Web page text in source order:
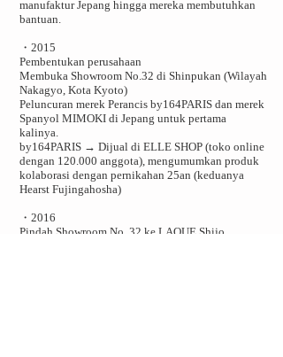
manufaktur Jepang hingga mereka membutuhkan
bantuan.
・2015
Pembentukan perusahaan
​Membuka Showroom No.32 di Shinpukan (Wilayah
Nakagyo, Kota Kyoto)
Peluncuran merek Perancis by164PARIS dan merek
Spanyol MIMOKI di Jepang untuk pertama
kalinya.
by164PARIS → Dijual di ELLE SHOP (toko online
dengan 120.000 anggota), mengumumkan produk
kolaborasi dengan pernikahan 25an (keduanya
Hearst Fujingahosha)
・2016
Pindah Showroom No. 32 ke LAQUE Shijo